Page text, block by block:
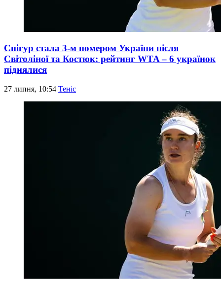
Снігур стала 3-м номером України після
Світоліної та Костюк: рейтинг WTA – 6 українок
піднялися
27 липня, 10:54 Теніс